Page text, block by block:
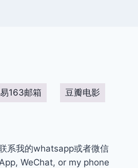
163邮箱 豆瓣电影
系我的whatsapp或者微信
WeChat, or my phone